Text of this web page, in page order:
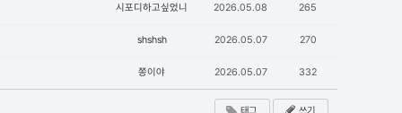
시포디하고싶었니 2026.05.08 265
shshsh 2026.05.07 270
쫑이야 2026.05.07 332
태그 쓰기